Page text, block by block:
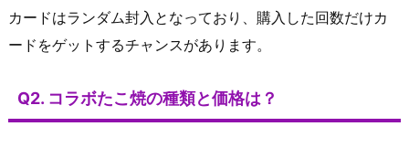
カードはランダム封入となっており、購入した回数だけカ
ードをゲットするチャンスがあります。
Q2. コラボたこ焼の種類と価格は？